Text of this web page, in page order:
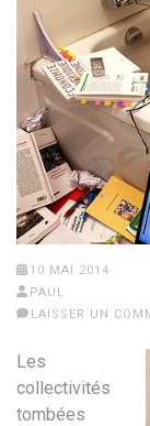
10 MAI 2014
PAUL
LAISSER UN
Les
collectivités
tombées